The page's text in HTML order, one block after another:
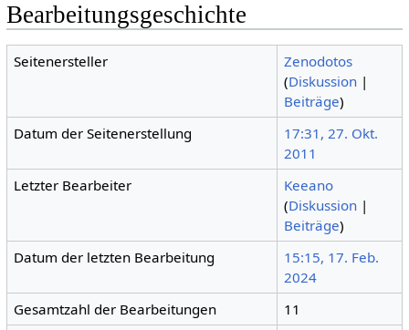
Bearbeitungsgeschichte
Seitenersteller
Zenodotos
(Diskussion |
Beiträge)
Datum der Seitenerstellung
17:31, 27. Okt.
2011
Letzter Bearbeiter
Keeano
(Diskussion |
Beiträge)
Datum der letzten Bearbeitung
15:15, 17. Feb.
2024
Gesamtzahl der Bearbeitungen
11